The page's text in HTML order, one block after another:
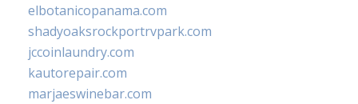
elbotanicopanama.com
shadyoaksrockportrvpark.com
jccoinlaundry.com
kautorepair.com
marjaeswinebar.com